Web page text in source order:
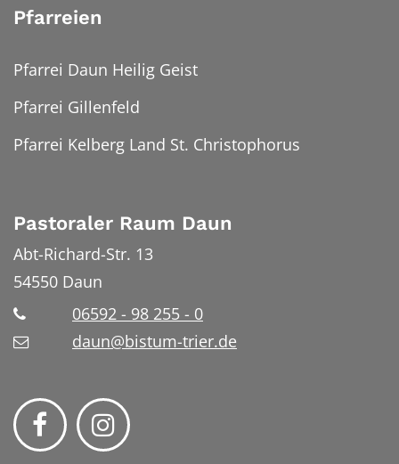
Pfarreien
Pfarrei Daun Heilig Geist
Pfarrei Gillenfeld
Pfarrei Kelberg Land St. Christophorus
Pastoraler Raum Daun
Abt-Richard-Str. 13
54550 Daun
06592 - 98 255 - 0
daun@bistum-trier.de